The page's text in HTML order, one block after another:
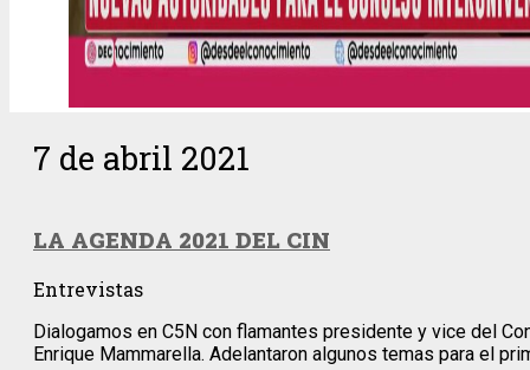
7 de abril 2021
LA AGENDA 2021 DEL CIN
Entrevistas
Dialogamos en C5N con flamantes presidente y vice del
Enrique Mammarella. Adelantaron algunos temas para el